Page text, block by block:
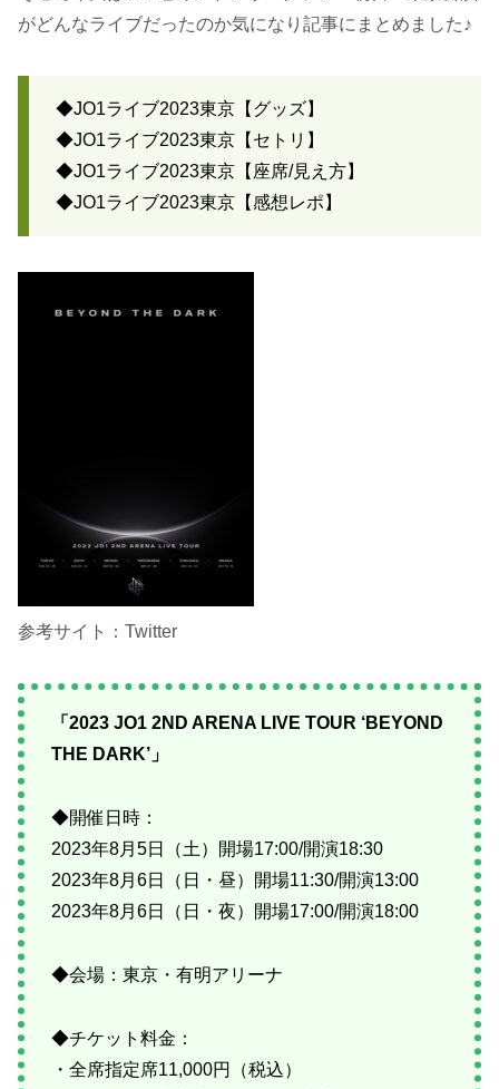
がどんなライブだったのか気になり記事にまとめました♪
◆JO1ライブ2023東京【グッズ】
◆JO1ライブ2023東京【セトリ】
◆JO1ライブ2023東京【座席/見え方】
◆JO1ライブ2023東京【感想レポ】
参考サイト：Twitter
「2023 JO1 2ND ARENA LIVE TOUR ‘BEYOND
THE DARK’」
◆開催日時：
2023年8月5日（土）開場17:00/開演18:30
2023年8月6日（日・昼）開場11:30/開演13:00
2023年8月6日（日・夜）開場17:00/開演18:00
◆会場：東京・有明アリーナ
◆チケット料金：
・全席指定席11,000円（税込）